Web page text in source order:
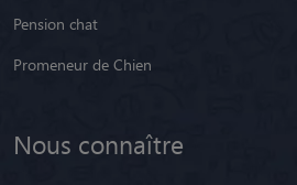
Pension chat
Promeneur de Chien
Nous connaître